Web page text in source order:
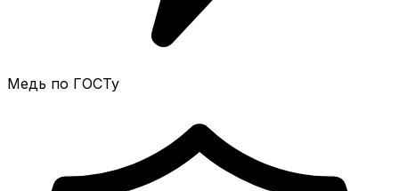
Медь по ГОСТу